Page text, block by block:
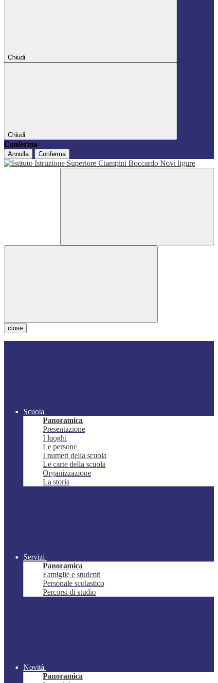
Chiudi
Chiudi
Conferma
Annulla Conferma
close
Scuola
Panoramica
Presentazione
I luoghi
Le persone
I numeri della scuola
Le carte della scuola
Organizzazione
La storia
Servizi
Panoramica
Famiglie e studenti
Personale scolastico
Percorsi di studio
Novità
Panoramica